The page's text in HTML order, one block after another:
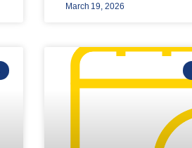
March 19, 2026